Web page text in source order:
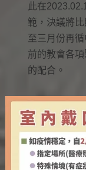
此在
範，決議將
至三月份再
前的教會各
的配合。